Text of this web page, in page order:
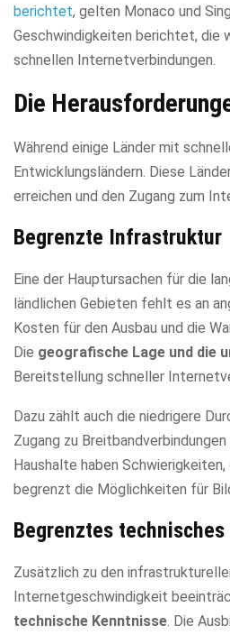
berichtet, gelten Monaco und
Geschwindigkeiten berichtet, die
schnellen Internetverbindungen.
Die
Während einige Länder mit
Entwicklungsländern. Diese
erreichen und den Zugang zum
Begrenzte Infrastruktur
Eine der Hauptursachen für die
ländlichen Gebieten fehlt es an
Kosten für den Ausbau und die
Die geografische Lage und die
Bereitstellung schneller
Dazu zählt auch die niedrigere
Zugang zu
Haushalte haben
begrenzt die Möglichkeiten für
Begrenztes technisches
Zusätzlich zu den
Internetgeschwindigkeit
technische Kenntnisse . Die